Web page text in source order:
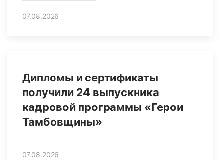
07.08.2026
Дипломы и сертификаты
получили 24 выпускника
кадровой программы «Герои
Тамбовщины»
07.08.2026